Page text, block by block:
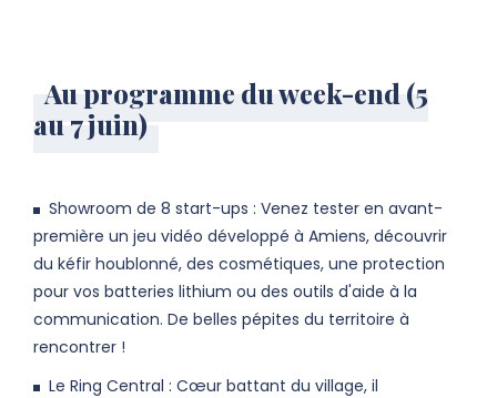
Au programme du week-end (5
au 7 juin)
Showroom de 8 start-ups : Venez tester en avant-
première un jeu vidéo développé à Amiens, découvrir
du kéfir houblonné, des cosmétiques, une protection
pour vos batteries lithium ou des outils d'aide à la
communication. De belles pépites du territoire à
rencontrer !
Le Ring Central : Cœur battant du village, il